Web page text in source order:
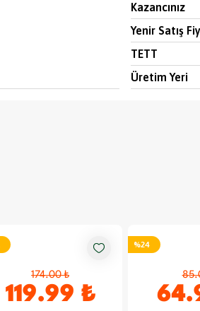
Kazancınız
Yenir Satış
TETT
Üretim Yeri
174.00 ₺
119.99 ₺
%24